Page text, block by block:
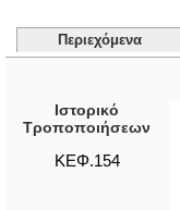
Περιεχόμενα
Ιστορικό
Τροποποιήσεων
ΚΕΦ.154